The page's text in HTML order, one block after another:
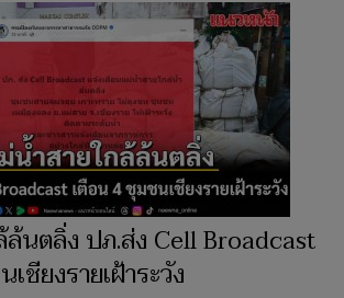
ล้นตลิ่ง ปภ.ส่ง Cell Broadcast
ชียงรายเฝ้าระวัง